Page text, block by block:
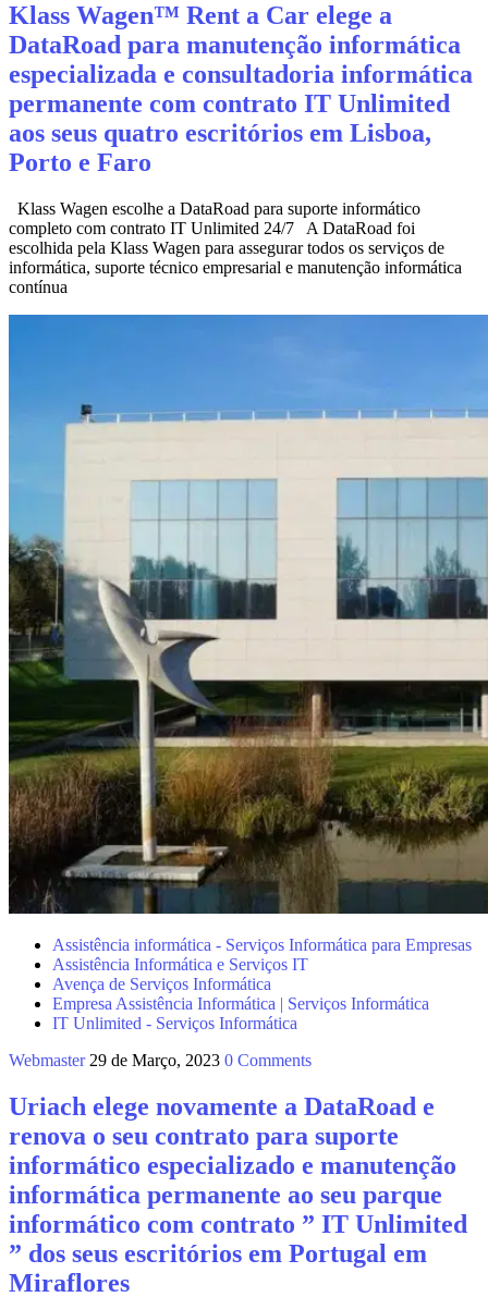
Klass Wagen™ Rent a Car elege a
DataRoad para manutenção informática
especializada e consultadoria informática
permanente com contrato IT Unlimited
aos seus quatro escritórios em Lisboa,
Porto e Faro
Klass Wagen escolhe a DataRoad para suporte informático
completo com contrato IT Unlimited 24/7 A DataRoad foi
escolhida pela Klass Wagen para assegurar todos os serviços de
informática, suporte técnico empresarial e manutenção informática
contínua
Assistência informática - Serviços Informática para Empresas
Assistência Informática e Serviços IT
Avença de Serviços Informática
Empresa Assistência Informática | Serviços Informática
IT Unlimited - Serviços Informática
Webmaster 29 de Março, 2023 0 Comments
Uriach elege novamente a DataRoad e
renova o seu contrato para suporte
informático especializado e manutenção
informática permanente ao seu parque
informático com contrato ” IT Unlimited
” dos seus escritórios em Portugal em
Miraflores